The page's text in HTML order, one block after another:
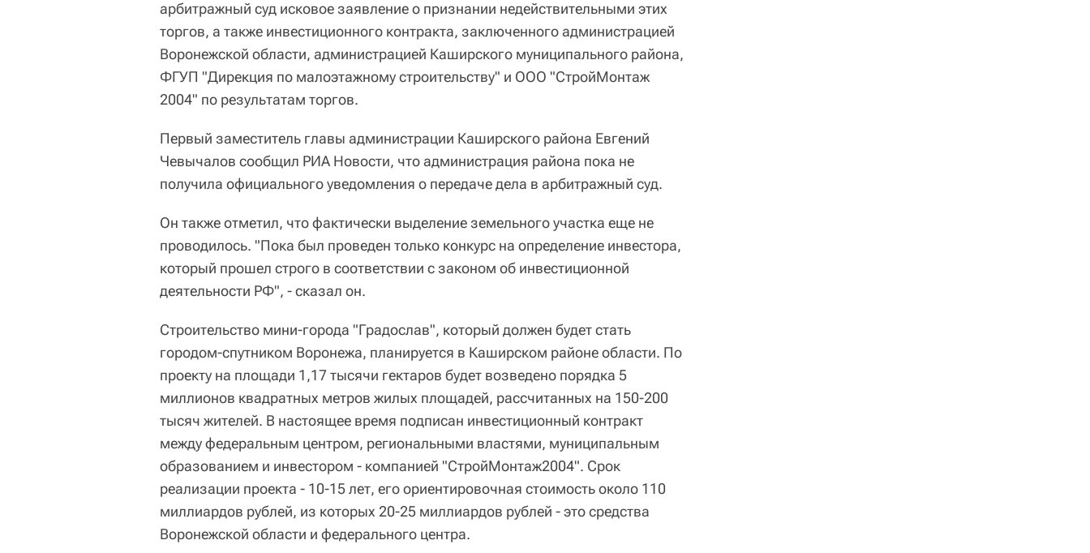
арбитражный суд исковое заявление о признании недействительными этих
торгов, а также инвестиционного контракта, заключенного администрацией
Воронежской области, администрацией Каширского муниципального района,
ФГУП "Дирекция по малоэтажному строительству" и ООО "СтройМонтаж
2004" по результатам торгов.
Первый заместитель главы администрации Каширского района Евгений
Чевычалов сообщил РИА Новости, что администрация района пока не
получила официального уведомления о передаче дела в арбитражный суд.
Он также отметил, что фактически выделение земельного участка еще не
проводилось. "Пока был проведен только конкурс на определение инвестора,
который прошел строго в соответствии с законом об инвестиционной
деятельности РФ", - сказал он.
Строительство мини-города "Градослав", который должен будет стать
городом-спутником Воронежа, планируется в Каширском районе области. По
проекту на площади 1,17 тысячи гектаров будет возведено порядка 5
миллионов квадратных метров жилых площадей, рассчитанных на 150-200
тысяч жителей. В настоящее время подписан инвестиционный контракт
между федеральным центром, региональными властями, муниципальным
образованием и инвестором - компанией "СтройМонтаж2004". Срок
реализации проекта - 10-15 лет, его ориентировочная стоимость около 110
миллиардов рублей, из которых 20-25 миллиардов рублей - это средства
Воронежской области и федерального центра.